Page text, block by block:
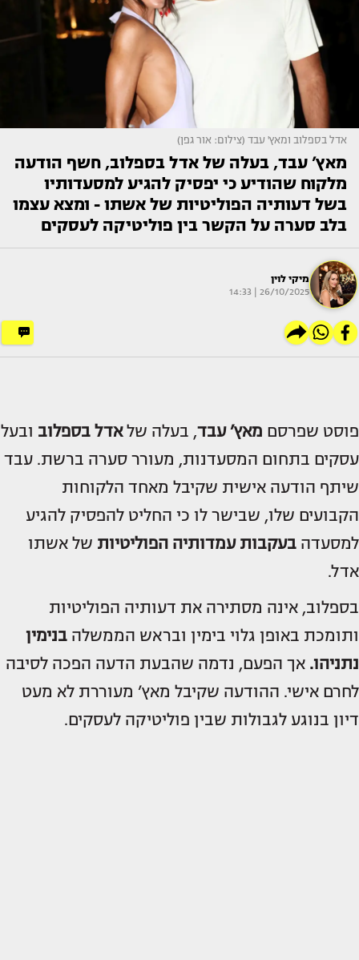
אדל בספלוב ומאץ' עבד (צילום: אור גפן)
מאץ’ עבד, בעלה של אדל בספלוב, חשף הודעה
מלקוח שהודיע כי יפסיק להגיע למסעדותיו
בשל דעותיה הפוליטיות של אשתו - ומצא עצמו
בלב סערה על הקשר בין פוליטיקה לעסקים
מיקי לוין
26/10/2025 | 14:33
פוסט שפרסם מאץ’ עבד, בעלה שלאדל בספלוב ובעל
עסקים בתחום המסעדנות, מעורר סערה ברשת. עבד
שיתף הודעה אישית שקיבל מאחד הלקוחות
הקבועים שלו, שבישר לו כי החליט להפסיק להגיע
למסעדה בעקבות עמדותיה הפוליטיות של אשתו
אדל.
בספלוב, אינה מסתירה את דעותיה הפוליטיות
ותומכת באופן גלוי בימין ובראש הממשלה בנימין
נתניהו. אך הפעם, נדמה שהבעת הדעה הפכה לסיבה
לחרם אישי. ההודעה שקיבל מאץ’ מעוררת לא מעט
דיון בנוגע לגבולות שבין פוליטיקה לעסקים.